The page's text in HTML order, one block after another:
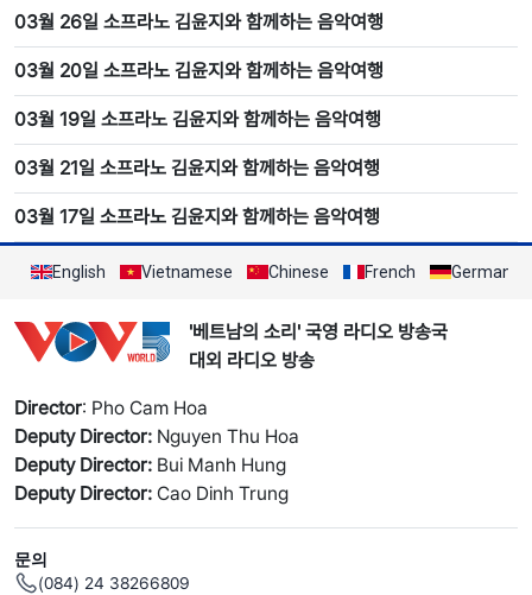
03월 26일 소프라노 김윤지와 함께하는 음악여행
03월 20일 소프라노 김윤지와 함께하는 음악여행
03월 19일 소프라노 김윤지와 함께하는 음악여행
03월 21일 소프라노 김윤지와 함께하는 음악여행
03월 17일 소프라노 김윤지와 함께하는 음악여행
English Vietnamese Chinese French German
'베트남의 소리' 국영 라디오 방송국
대외 라디오 방송
Director: Pho Cam Hoa
Deputy Director: Nguyen Thu Hoa
Deputy Director: Bui Manh Hung
Deputy Director: Cao Dinh Trung
문의
(084) 24 38266809